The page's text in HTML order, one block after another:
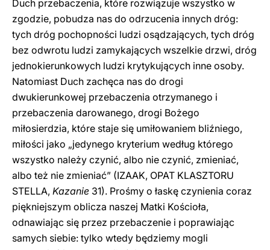
Duch przebaczenia, które rozwiązuje wszystko w
zgodzie, pobudza nas do odrzucenia innych dróg:
tych dróg pochopności ludzi osądzających, tych dróg
bez odwrotu ludzi zamykających wszelkie drzwi, dróg
jednokierunkowych ludzi krytykujących inne osoby.
Natomiast Duch zachęca nas do drogi
dwukierunkowej przebaczenia otrzymanego i
przebaczenia darowanego, drogi Bożego
miłosierdzia, które staje się umiłowaniem bliźniego,
miłości jako „jedynego kryterium według którego
wszystko należy czynić, albo nie czynić, zmieniać,
albo też nie zmieniać” (IZAAK, OPAT KLASZTORU
STELLA, Kazanie 31). Prośmy o łaskę czynienia coraz
piękniejszym oblicza naszej Matki Kościoła,
odnawiając się przez przebaczenie i poprawiając
samych siebie: tylko wtedy będziemy mogli